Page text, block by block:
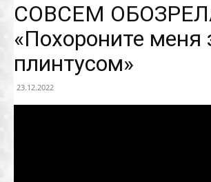
СОВСЕМ
«Похороните меня
плинтусом»
23.12.2022